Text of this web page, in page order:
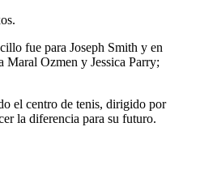
fue para Joseph Smith y en
Maral Ozmen y Jessica Parry;
el centro de tenis, dirigido por
la diferencia para su futuro.